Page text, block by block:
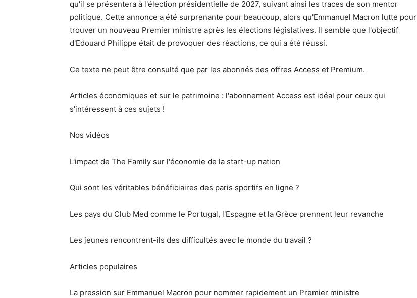
qu'il se présentera à l'élection présidentielle de 2027, suivant ainsi les traces de son mentor
politique. Cette annonce a été surprenante pour beaucoup, alors qu'Emmanuel Macron lutte pour
trouver un nouveau Premier ministre après les élections législatives. Il semble que l'objectif
d'Edouard Philippe était de provoquer des réactions, ce qui a été réussi.
Ce texte ne peut être consulté que par les abonnés des offres Access et Premium.
Articles économiques et sur le patrimoine : l'abonnement Access est idéal pour ceux qui
s'intéressent à ces sujets !
Nos vidéos
L'impact de The Family sur l'économie de la start-up nation
Qui sont les véritables bénéficiaires des paris sportifs en ligne ?
Les pays du Club Med comme le Portugal, l'Espagne et la Grèce prennent leur revanche
Les jeunes rencontrent-ils des difficultés avec le monde du travail ?
Articles populaires
La pression sur Emmanuel Macron pour nommer rapidement un Premier ministre